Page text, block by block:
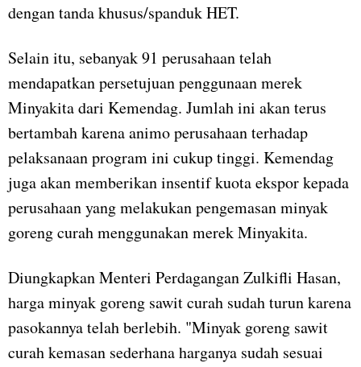
dengan tanda khusus/spanduk HET.
Selain itu, sebanyak 91 perusahaan telah
mendapatkan persetujuan penggunaan merek
Minyakita dari Kemendag. Jumlah ini akan terus
bertambah karena animo perusahaan terhadap
pelaksanaan program ini cukup tinggi. Kemendag
juga akan memberikan insentif kuota ekspor kepada
perusahaan yang melakukan pengemasan minyak
goreng curah menggunakan merek Minyakita.
Diungkapkan Menteri Perdagangan Zulkifli Hasan,
harga minyak goreng sawit curah sudah turun karena
pasokannya telah berlebih. "Minyak goreng sawit
curah kemasan sederhana harganya sudah sesuai